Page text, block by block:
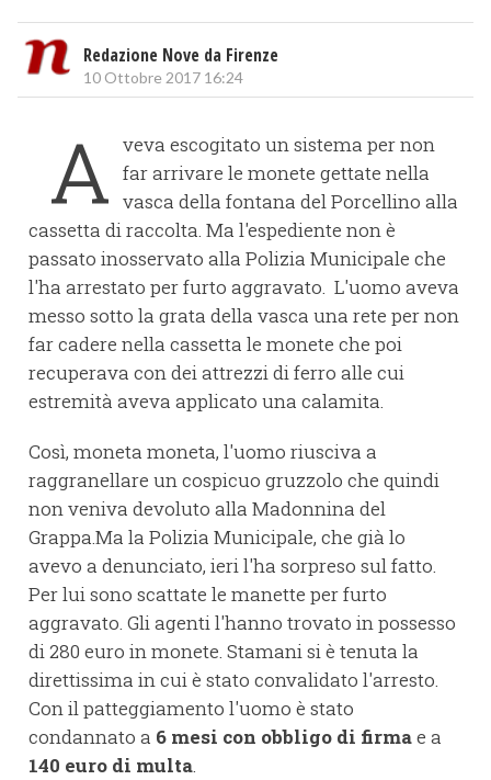
Redazione Nove da Firenze
10 Ottobre 2017 16:24
A veva escogitato un sistema per non
far arrivare le monete gettate nella
vasca della fontana del Porcellino alla
cassetta di raccolta. Ma l'espediente non è
passato inosservato alla Polizia Municipale che
l'ha arrestato per furto aggravato. L'uomo aveva
messo sotto la grata della vasca una rete per non
far cadere nella cassetta le monete che poi
recuperava con dei attrezzi di ferro alle cui
estremità aveva applicato una calamita.
Così, moneta moneta, l'uomo riusciva a
raggranellare un cospicuo gruzzolo che quindi
non veniva devoluto alla Madonnina del
Grappa.Ma la Polizia Municipale, che già lo
avevo a denunciato, ieri l'ha sorpreso sul fatto.
Per lui sono scattate le manette per furto
aggravato. Gli agenti l'hanno trovato in possesso
di 280 euro in monete. Stamani si è tenuta la
direttissima in cui è stato convalidato l'arresto.
Con il patteggiamento l'uomo è stato
condannato a 6 mesi con obbligo di firmae a
140 euro di multa.